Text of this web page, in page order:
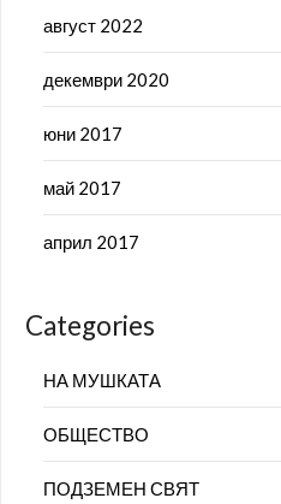
август 2022
декември 2020
юни 2017
май 2017
април 2017
Categories
НА МУШКАТА
ОБЩЕСТВО
ПОДЗЕМЕН СВЯТ